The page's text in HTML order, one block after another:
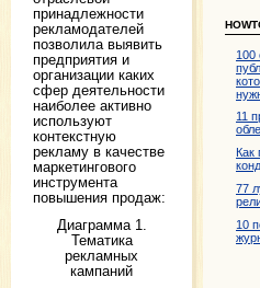
принадлежности
рекламодателей
позволила выявить
предприятия и
организации каких
сфер деятельности
наиболее активно
используют
контекстную
рекламу в качестве
маркетингового
инструмента
повышения продаж:
Диаграмма 1.
Тематика
рекламных
кампаний
100
11
Как
77
10